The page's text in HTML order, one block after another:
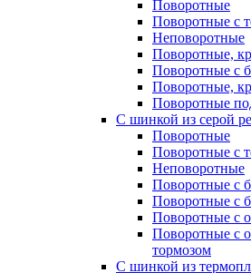
Поворотные
Поворотные с
Неповоротные
Поворотные,
Поворотные с
Поворотные,
Поворотные
С шинкой из серой
Поворотные
Поворотные с
Неповоротные
Поворотные с
Поворотные с
Поворотные с
Поворотные с
тормозом
C шинкой из